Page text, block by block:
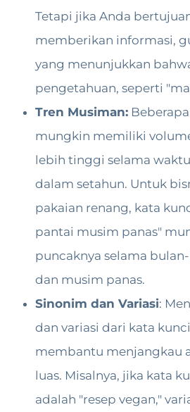
Tetapi jika Anda
memberikan informasi,
yang menunjukkan
pengetahuan, seperti
Tren Musiman:
mungkin memiliki
lebih tinggi selama
dalam setahun. Untuk
pakaian renang, kata
pantai musim panas"
puncaknya selama
dan musim panas.
Sinonim dan Variasi:
dan variasi dari kata
membantu menjangkau
luas. Misalnya, jika kata
adalah "resep vegan,"